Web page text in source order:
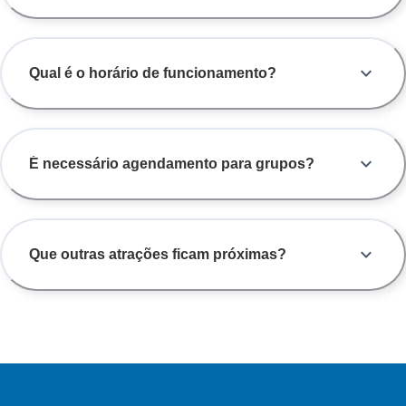
Qual é o horário de funcionamento?
É necessário agendamento para grupos?
Que outras atrações ficam próximas?